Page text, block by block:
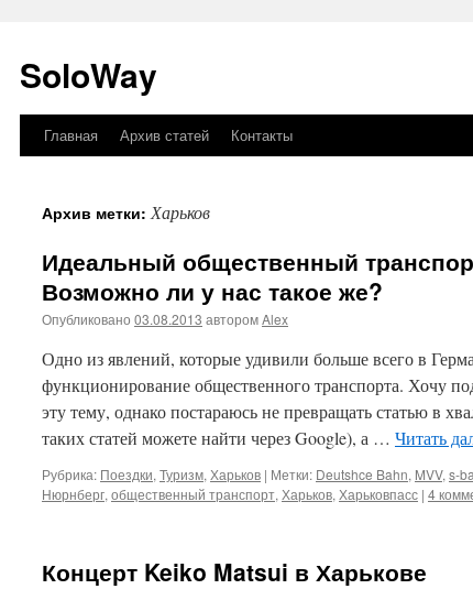
SoloWay
Перейти
содержимому
Главная Архив статей Контакты
Архив метки:Харьков
Идеальный общественный
Возможно ли у нас такое же?
Опубликовано 03.08.2013 авторомAlex
Одно из явлений, которые удивили больше всего в
функционирование общественного транспорта. Хочу
эту тему, однако постараюсь не превращать статью в
таких статей можете найти через Google), а … Читать
Рубрика: Поездки, Туризм, Харьков | Метки: Deutshce Bahn, MVV, s-
Нюрнберг, общественный транспорт, Харьков, Харьковпасс | 4
Концерт Keiko Matsui в Харькове